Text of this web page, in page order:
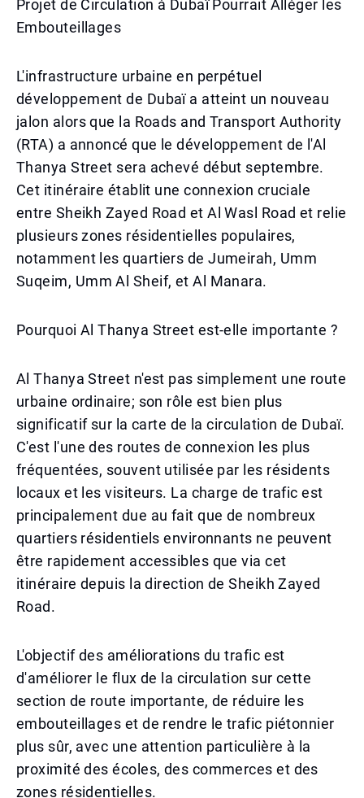
Projet de Circulation à Dubaï Pourrait Alléger les
Embouteillages
L'infrastructure urbaine en perpétuel
développement de Dubaï a atteint un nouveau
jalon alors que la Roads and Transport Authority
(RTA) a annoncé que le développement de l'Al
Thanya Street sera achevé début septembre.
Cet itinéraire établit une connexion cruciale
entre Sheikh Zayed Road et Al Wasl Road et relie
plusieurs zones résidentielles populaires,
notamment les quartiers de Jumeirah, Umm
Suqeim, Umm Al Sheif, et Al Manara.
Pourquoi Al Thanya Street est-elle importante ?
Al Thanya Street n'est pas simplement une route
urbaine ordinaire; son rôle est bien plus
significatif sur la carte de la circulation de Dubaï.
C'est l'une des routes de connexion les plus
fréquentées, souvent utilisée par les résidents
locaux et les visiteurs. La charge de trafic est
principalement due au fait que de nombreux
quartiers résidentiels environnants ne peuvent
être rapidement accessibles que via cet
itinéraire depuis la direction de Sheikh Zayed
Road.
L'objectif des améliorations du trafic est
d'améliorer le flux de la circulation sur cette
section de route importante, de réduire les
embouteillages et de rendre le trafic piétonnier
plus sûr, avec une attention particulière à la
proximité des écoles, des commerces et des
zones résidentielles.